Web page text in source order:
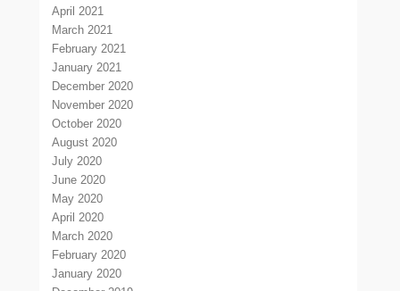
April 2021
March 2021
February 2021
January 2021
December 2020
November 2020
October 2020
August 2020
July 2020
June 2020
May 2020
April 2020
March 2020
February 2020
January 2020